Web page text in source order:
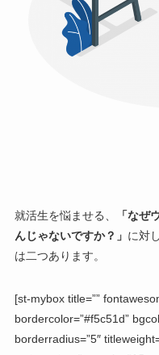
就活生を悩ませる、
「なぜ
んじゃないですか？」 に対
は二つあります。
[st-mybox title=””
bordercolor=”#f5c51d”
borderradius=”5″